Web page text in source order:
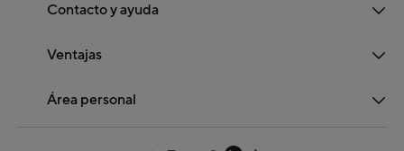
Contacto y ayuda
Ventajas
Área personal